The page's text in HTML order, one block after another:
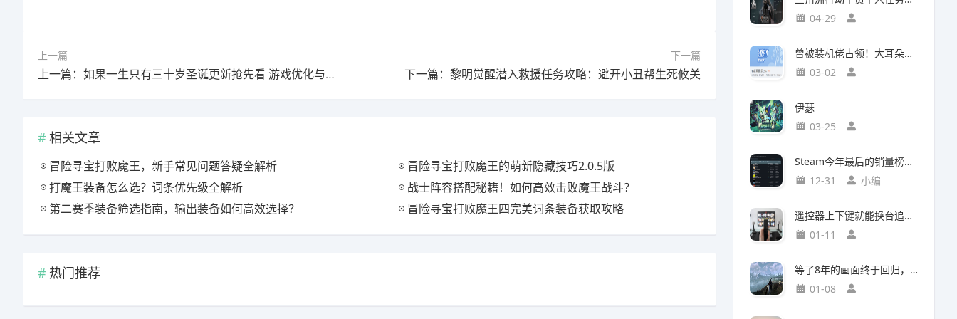
上一篇
上一篇：如果一生只有三十岁圣诞更新抢先看 游戏优化与活动预告
下一篇
下一篇：黎明觉醒潜入救援任务攻略：避开小丑帮生死攸关
相关文章
冒险寻宝打败魔王，新手常见问题答疑全解析
冒险寻宝打败魔王的萌新隐藏技巧2.0.5版
打魔王装备怎么选？词条优先级全解析
战士阵容搭配秘籍！如何高效击败魔王战斗？
第二赛季装备筛选指南，输出装备如何高效选择？
冒险寻宝打败魔王四完美词条装备获取攻略
热门推荐
04-29
曾被装机佬占领！大耳朵图图贴吧重归故主
03-02
伊瑟
03-25
Steam今年最后的销量榜！最后赢家不是《光与影：33号远征队》
12-31
小编
遥控器上下键就能换台追剧，这款神器竟然打破了传统电视的所有限制
01-11
等了8年的画面终于回归，这个Mod竟然让《巫师3》重现当年神级预告
01-08